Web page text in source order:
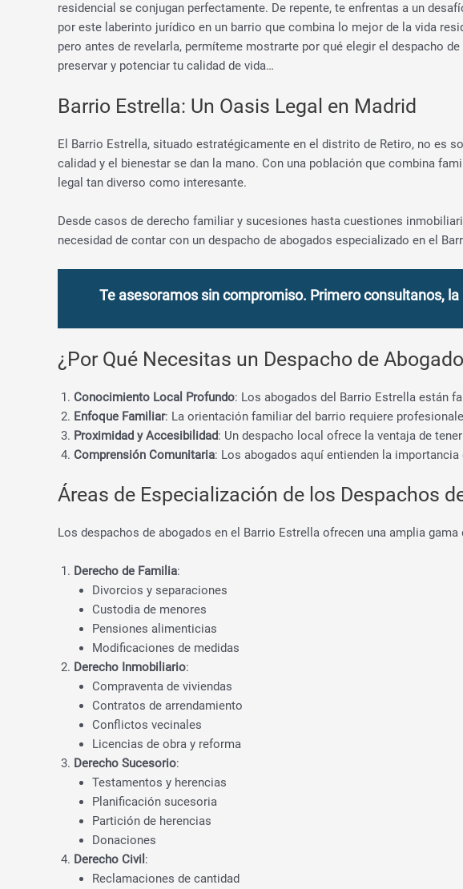
residencial se conjugan perfectamente. De repente, te enfrentas a un
por este laberinto jurídico en un barrio que combina lo mejor de la vida
pero antes de revelarla, permíteme mostrarte por qué elegir el despacho
preservar y potenciar tu calidad de vida…
Barrio Estrella: Un Oasis Legal en Madrid
El Barrio Estrella, situado estratégicamente en el distrito de Retiro, no es
calidad y el bienestar se dan la mano. Con una población que combina
legal tan diverso como interesante.
Desde casos de derecho familiar y sucesiones hasta cuestiones
necesidad de contar con un despacho de abogados especializado en el
Te asesoramos sin compromiso. Primero consultanos,
¿Por Qué Necesitas un Despacho de
Conocimiento Local Profundo: Los abogados del Barrio Estrella están
Enfoque Familiar: La orientación familiar del barrio requiere
Proximidad y Accesibilidad: Un despacho local ofrece la ventaja de
Comprensión Comunitaria: Los abogados aquí entienden la
Áreas de Especialización de los Despachos
Los despachos de abogados en el Barrio Estrella ofrecen una amplia
Derecho de Familia:
Divorcios y separaciones
Custodia de menores
Pensiones alimenticias
Modificaciones de medidas
Derecho Inmobiliario:
Compraventa de viviendas
Contratos de arrendamiento
Conflictos vecinales
Licencias de obra y reforma
Derecho Sucesorio:
Testamentos y herencias
Planificación sucesoria
Partición de herencias
Donaciones
Derecho Civil :
Reclamaciones de cantidad